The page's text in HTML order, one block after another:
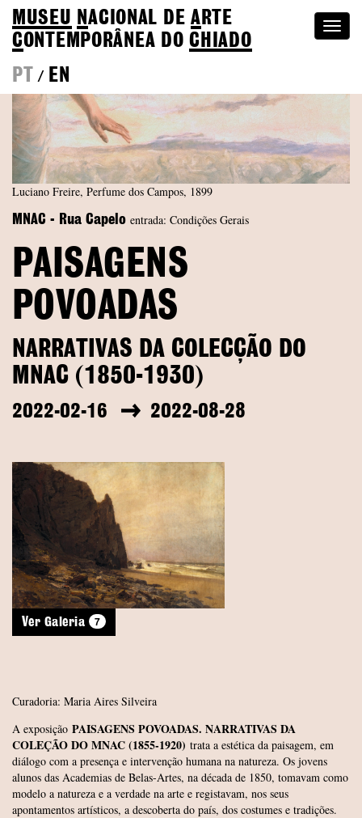
MUSEU NACIONAL DEA RTE
CONTEMPORÂNEA DOCHIADO
PT
/ EN
Luciano Freire, Perfume dos Campos, 1899
MNAC - Rua Capelo entrada: Condições Gerais
PAISAGENS
POVOADAS
NARRATIVAS DA COLECÇÃO DO
MNAC (1850-1930)
2022-02-16 2022-08-28
Ver Galeria 7
Curadoria: Maria Aires Silveira
A exposição PAISAGENS POVOADAS. NARRATIVAS DA
COLEÇÃO DO MNAC (1855-1920) trata a estética da paisagem, em
diálogo com a presença e intervenção humana na natureza. Os jovens
alunos das Academias de Belas-Artes, na década de 1850, tomavam como
modelo a natureza e a verdade na arte e registavam, nos seus
apontamentos artísticos, a descoberta do país, dos costumes e tradições.